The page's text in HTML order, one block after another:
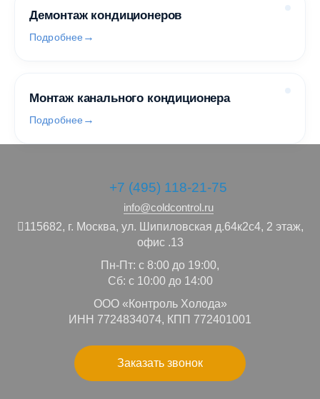
Демонтаж кондиционеров
Подробнее
Монтаж канального кондиционера
Подробнее
+7 (495) 118-21-75
info@coldcontrol.ru
115682, г. Москва, ул. Шипиловская д.64к2с4, 2 этаж,
офис .13
Пн-Пт: с 8:00 до 19:00,
Сб: с 10:00 до 14:00
ООО «Контроль Холода»
ИНН 7724834074, КПП 772401001
Заказать звонок